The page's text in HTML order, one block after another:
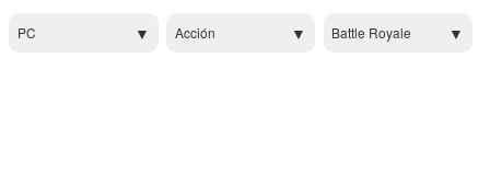
PC Acción Battle Royale